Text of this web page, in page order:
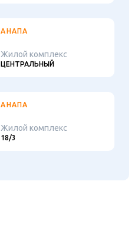
АНАПА
Жилой комплекс
ЦЕНТРАЛЬНЫЙ
АНАПА
Жилой комплекс
18/3